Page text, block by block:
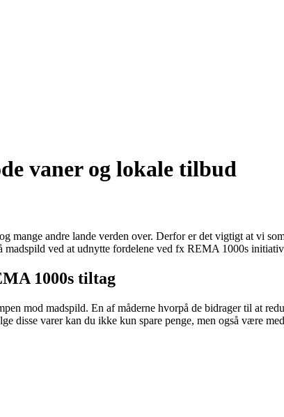
vaner og lokale tilbud
mange andre lande verden over. Derfor er det vigtigt at vi
ved at udnytte fordelene ved fx REMA 1000s
1000s tiltag
mod madspild. En af måderne hvorpå de bidrager til at
disse varer kan du ikke kun spare penge, men også være